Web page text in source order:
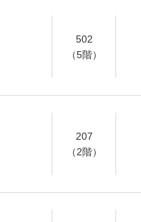
502
（5階）
207
（2階）